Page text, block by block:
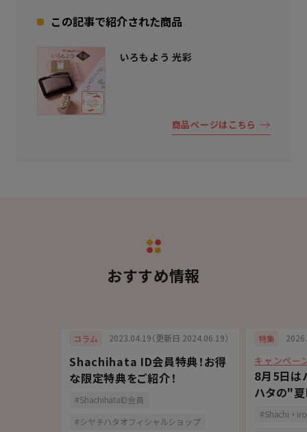
この記事で紹介された商品
いろもよう 光彩
商品ページはこちら
おすすめ情報
コラム 2023.04.19（更新日 2024.06.19）
Shachihata ID会員特典！お得
な限定特典をご紹介！
ShachihataID会員
シヤチハタオフィシャルショップ
特集
キャンペー
8月5日は
ハタの"
Shachi・iro